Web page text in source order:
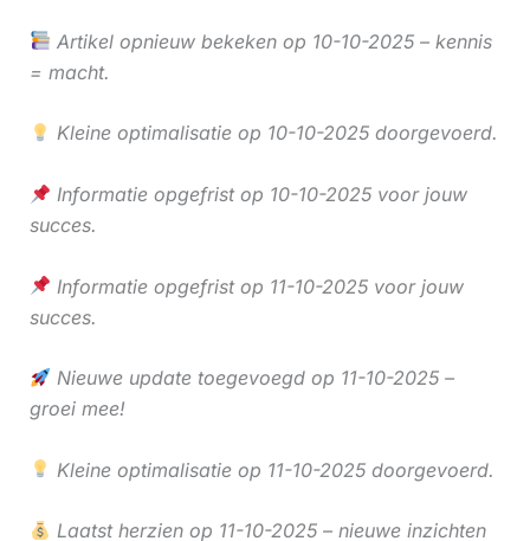
Artikel opnieuw bekeken op 10-10-2025 – kennis
= macht.
Kleine optimalisatie op 10-10-2025 doorgevoerd.
Informatie opgefrist op 10-10-2025 voor jouw
succes.
Informatie opgefrist op 11-10-2025 voor jouw
succes.
Nieuwe update toegevoegd op 11-10-2025 –
groei mee!
Kleine optimalisatie op 11-10-2025 doorgevoerd.
Laatst herzien op 11-10-2025 – nieuwe inzichten